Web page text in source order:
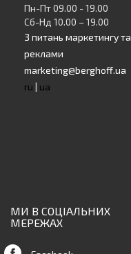
Пн-Пт 09.00 - 19.00
Сб-Нд 10.00 – 19.00
З питань маркетингу та
реклами
marketing@berghoff.ua
ru | ua
МИ В СОЦІАЛЬНИХ
МЕРЕЖАХ